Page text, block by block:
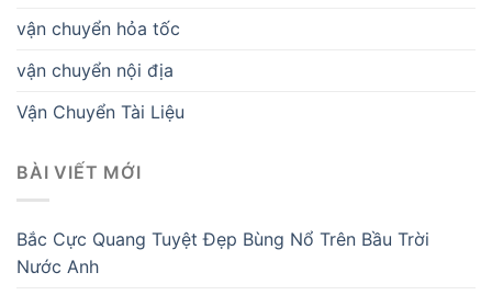
vận chuyển hỏa tốc
vận chuyển nội địa
Vận Chuyển Tài Liệu
BÀI VIẾT MỚI
Bắc Cực Quang Tuyệt Đẹp Bùng Nổ Trên Bầu Trời
Nước Anh